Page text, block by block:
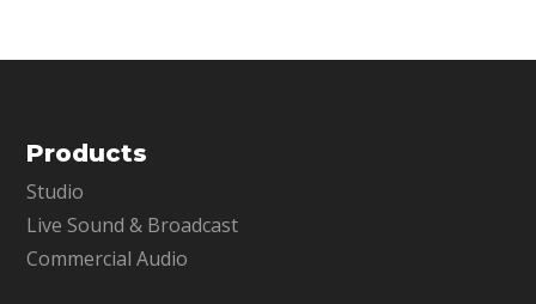
Products
Studio
Live Sound & Broadcast
Commercial Audio